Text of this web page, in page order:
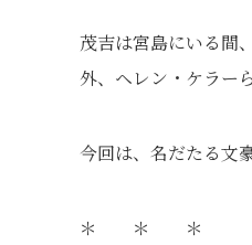
茂吉は宮島にいる間
外、ヘレン・ケラー
今回は、名だたる文
＊ ＊ ＊